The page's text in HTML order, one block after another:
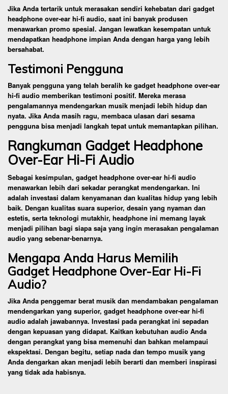
Jika Anda tertarik untuk merasakan sendiri kehebatan dari gadget
headphone over-ear hi-fi audio, saat ini banyak produsen
menawarkan promo spesial. Jangan lewatkan kesempatan untuk
mendapatkan headphone impian Anda dengan harga yang lebih
bersahabat.
Testimoni Pengguna
Banyak pengguna yang telah beralih ke gadget headphone over-ear
hi-fi audio memberikan testimoni positif. Mereka merasa
pengalamannya mendengarkan musik menjadi lebih hidup dan
nyata. Jika Anda masih ragu, membaca ulasan dari sesama
pengguna bisa menjadi langkah tepat untuk memantapkan pilihan.
Rangkuman Gadget Headphone
Over-Ear Hi-Fi Audio
Sebagai kesimpulan, gadget headphone over-ear hi-fi audio
menawarkan lebih dari sekadar perangkat mendengarkan. Ini
adalah investasi dalam kenyamanan dan kualitas hidup yang lebih
baik. Dengan kualitas suara superior, desain yang nyaman dan
estetis, serta teknologi mutakhir, headphone ini memang layak
menjadi pilihan bagi siapa saja yang ingin merasakan pengalaman
audio yang sebenar-benarnya.
Mengapa Anda Harus Memilih
Gadget Headphone Over-Ear Hi-Fi
Audio?
Jika Anda penggemar berat musik dan mendambakan pengalaman
mendengarkan yang superior, gadget headphone over-ear hi-fi
audio adalah jawabannya. Investasi pada perangkat ini sepadan
dengan kepuasan yang didapat. Kaitkan kebutuhan audio Anda
dengan perangkat yang bisa memenuhi dan bahkan melampaui
ekspektasi. Dengan begitu, setiap nada dan tempo musik yang
Anda dengarkan akan menjadi lebih berarti dan memberi inspirasi
yang tidak ada habisnya.